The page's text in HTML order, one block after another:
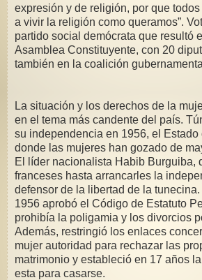
expresión y de religión, por que
a vivir la religión como queramos”.
partido social demócrata que resultó
Asamblea Constituyente, con 20
también en la coalición
La situación y los derechos de la
en el tema más candente del país.
su independencia en 1956, el
donde las mujeres han gozado de
El líder nacionalista Habib Burguiba,
franceses hasta arrancarles la
defensor de la libertad de la
1956 aprobó el Código de Estatuto
prohibía la poligamia y los divorcios
Además, restringió los enlaces
mujer autoridad para rechazar las
matrimonio y estableció en 17 años
esta para casarse.